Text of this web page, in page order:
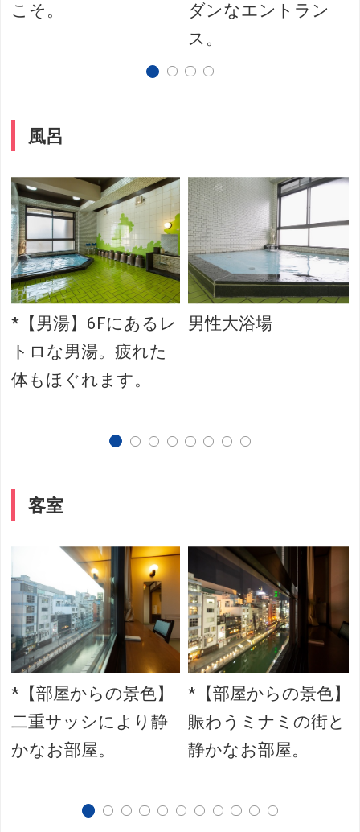
こそ。
ダンなエントラン
ス。
風呂
*【男湯】6Fにあるレ
トロな男湯。疲れた
体もほぐれます。
男性大浴場
客室
*【部屋からの景色】
二重サッシにより静
かなお部屋。
*【部屋からの景色】
賑わうミナミの街と
静かなお部屋。